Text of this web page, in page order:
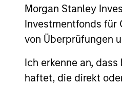
Morgan Stanley
Investmentfonds für
von Überprüfungen
Ich erkenne an,
haftet, die direkt